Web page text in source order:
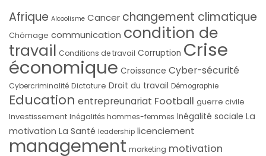
Afrique Alcoolisme Cancer changement climatique
Chômage communication condition de
travail Conditions de travail Corruption Crise
économique Croissance Cyber-sécurité
Cybercriminalité Dictature Droit du travail Démographie
Education entrepreunariat Football guerre civile
Investissement Inégalités hommes-femmes Inégalité sociale La
motivation La Santé leadership licenciement
management marketing motivation